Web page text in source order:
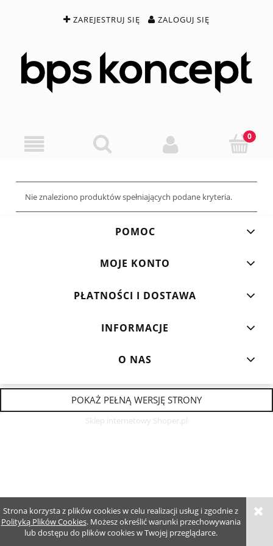
Strona korzysta z plików cookies w celu realizacji usług i zgodnie z
Polityką Plików Cookies. Możesz określić warunki przechowywania
lub dostępu do plików cookies w Twojej przeglądarce.
ZAREJESTRUJ SIĘ ZALOGUJ SIĘ
Nie znaleziono produktów spełniających podane kryteria.
POMOC
MOJE KONTO
PŁATNOŚCI I DOSTAWA
INFORMACJE
O NAS
POKAŻ PEŁNĄ WERSJĘ STRONY
Sklep internetowy Shoper.pl